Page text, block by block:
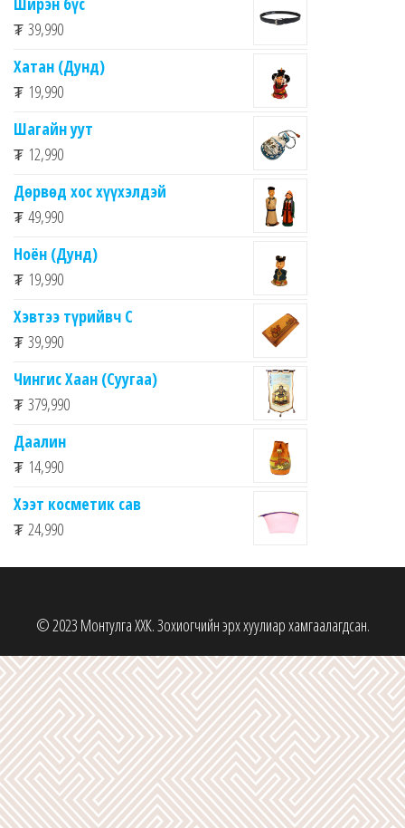
₮ 39,990
Хатан (Дунд)
₮ 19,990
Шагайн уут
₮ 12,990
Дөрвөд хос хүүхэлдэй
₮ 49,990
Ноён (Дунд)
₮ 19,990
Хэвтээ түрийвч C
₮ 39,990
Чингис Хаан (Суугаа)
₮ 379,990
Даалин
₮ 14,990
Хээт косметик сав
₮ 24,990
© 2023 Монтулга ХХК. Зохиогчийн эрх хуулиар хамгаалагдсан.